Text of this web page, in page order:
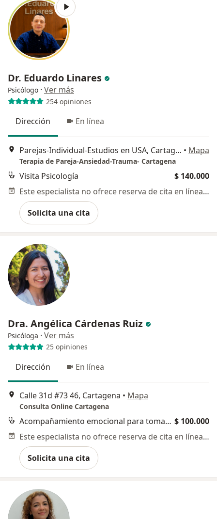
Dr. Eduardo Linares
Psicólogo · Ver más
254 opiniones
Dirección En línea
Parejas-Individual-Estudios en USA, Cartagena • Mapa
Terapia de Pareja-Ansiedad-Trauma- Cartagena
Visita Psicología
$ 140.000
Este especialista no ofrece reserva de cita en línea en esta dirección.
Solicita una cita
Dra. Angélica Cárdenas Ruiz
Psicóloga · Ver más
25 opiniones
Dirección En línea
Calle 31d #73 46, Cartagena • Mapa
Consulta Online Cartagena
Acompañamiento emocional para tomar decisiones $ 100.000
Este especialista no ofrece reserva de cita en línea en esta dirección.
Solicita una cita